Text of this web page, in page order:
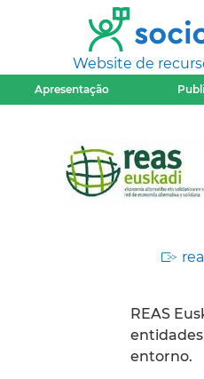
Website de
Apresentação
REAS
entorno.